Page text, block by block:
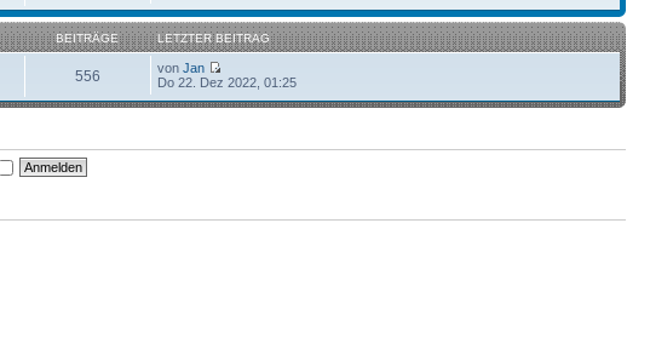
BEITRÄGE LETZTER BEITRAG
556 vonJan
Do 22. Dez 2022, 01:25